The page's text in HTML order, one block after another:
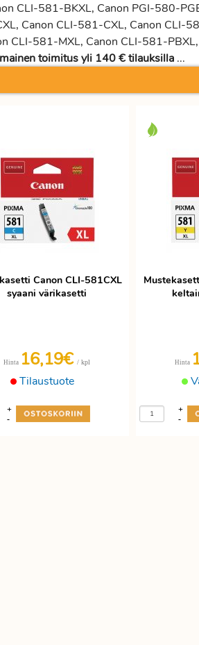
CLI-581-BKXL, Canon PGI-580-
Canon CLI-581-CXL, Canon CLI-
CLI-581-MXL, Canon CLI-581-
toimitus yli 140 € tilauksilla ...
Canon CLI-581CXL
syaani värikasetti
Tilaustuote
Hinta 16,19€ / kpl
-
+
Hinta
-
+